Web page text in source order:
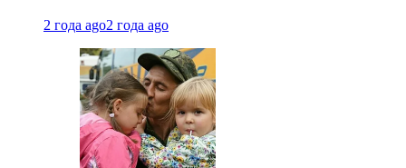
2 года ago2 года ago